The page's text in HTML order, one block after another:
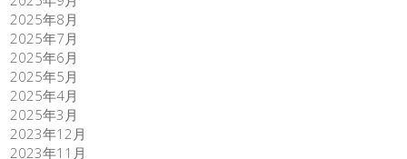
2025年8月
2025年7月
2025年6月
2025年5月
2025年4月
2025年3月
2023年12月
2023年11月